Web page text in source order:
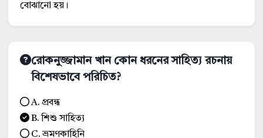
বোঝানো হয়।
রোকনুজ্জামান খান কোন ধরনের সাহিত্য রচনায়
বিশেষভাবে পরিচিত?
A. প্রবন্ধ
B. শিশু সাহিত্য
C. ভ্রমণকাহিনি